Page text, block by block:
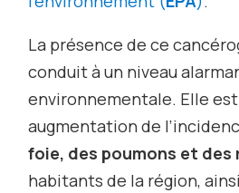
La présence de ce
conduit à un niveau
environnementale. Elle est
augmentation de
foie, des poumons et des
habitants de la région,